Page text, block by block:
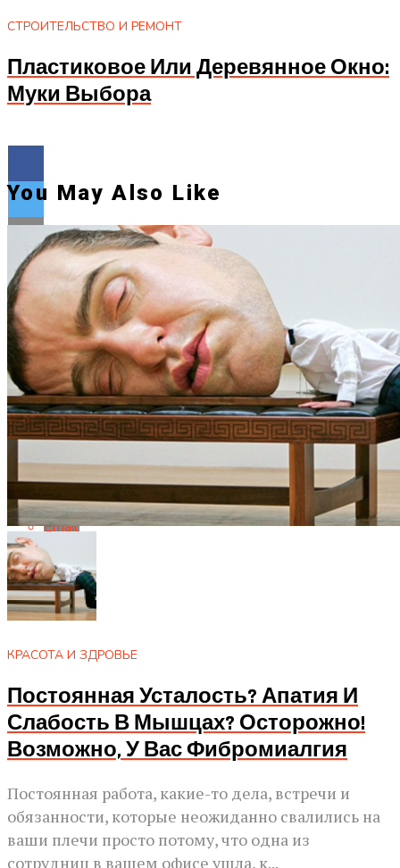
СТРОИТЕЛЬСТВО И РЕМОНТ
Пластиковое Или Деревянное Окно:
Муки Выбора
Flipboard
Reddit
Pinterest
Whatsapp
Whatsapp
Email
You May Also Like
КРАСОТА И ЗДРОВЬЕ
Постоянная Усталость? Апатия И
Слабость В Мышцах? Осторожно!
Возможно, У Вас Фибромиалгия
Постоянная работа, какие-то дела, встречи и
обязанности, которые неожиданно свалились на
ваши плечи просто потому, что одна из
сотрудниц в вашем офисе ушла, к...